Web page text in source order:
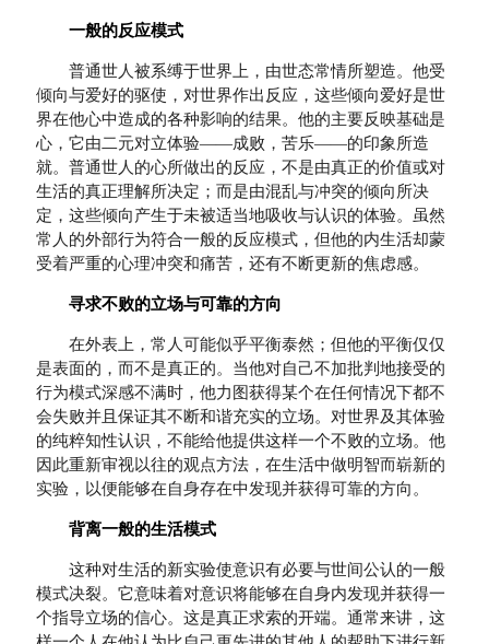
一般的反应模式
普通世人被系缚于世界上，由世态常情所塑造。他受
倾向与爱好的驱使，对世界作出反应，这些倾向爱好是世
界在他心中造成的各种影响的结果。他的主要反映基础是
心，它由二元对立体验——成败，苦乐——的印象所造
就。普通世人的心所做出的反应，不是由真正的价值或对
生活的真正理解所决定；而是由混乱与冲突的倾向所决
定，这些倾向产生于未被适当地吸收与认识的体验。虽然
常人的外部行为符合一般的反应模式，但他的内生活却蒙
受着严重的心理冲突和痛苦，还有不断更新的焦虑感。
寻求不败的立场与可靠的方向
在外表上，常人可能似乎平衡泰然；但他的平衡仅仅
是表面的，而不是真正的。当他对自己不加批判地接受的
行为模式深感不满时，他力图获得某个在任何情况下都不
会失败并且保证其不断和谐充实的立场。对世界及其体验
的纯粹知性认识，不能给他提供这样一个不败的立场。他
因此重新审视以往的观点方法，在生活中做明智而崭新的
实验，以便能够在自身存在中发现并获得可靠的方向。
背离一般的生活模式
这种对生活的新实验使意识有必要与世间公认的一般
模式决裂。它意味着对意识将能够在自身内发现并获得一
个指导立场的信心。这是真正求索的开端。通常来讲，这